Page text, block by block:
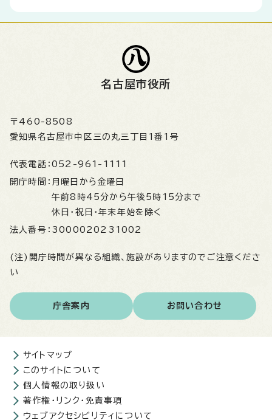
名古屋市役所
〒460-8508
愛知県名古屋市中区三の丸三丁目1番1号
代表電話： 052-961-1111
開庁時間： 月曜日から金曜日
午前8時45分から午後5時15分まで
休日・祝日・年末年始を除く
法人番号： 3000020231002
(注)開庁時間が異なる組織、施設がありますのでご注意くださ
い
庁舎案内 お問い合わせ
サイトマップ
このサイトについて
個人情報の取り扱い
著作権・リンク・免責事項
ウェブアクセシビリティについて